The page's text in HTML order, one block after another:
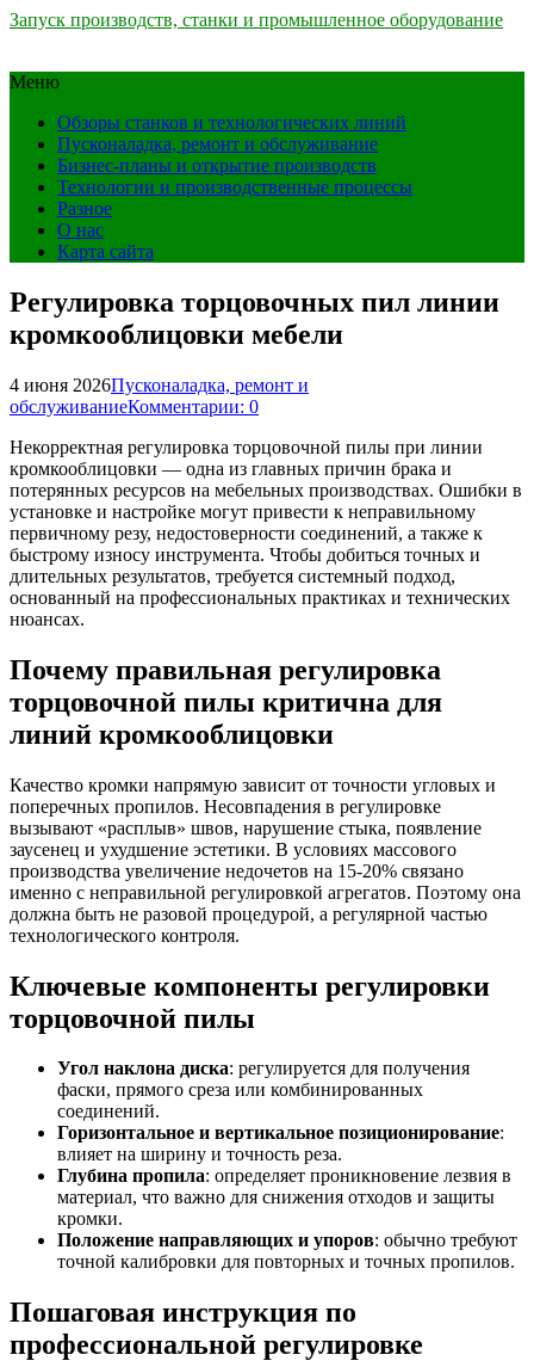
Запуск производств, станки и промышленное оборудование
Меню
Обзоры станков и технологических линий
Пусконаладка, ремонт и обслуживание
Бизнес-планы и открытие производств
Технологии и производственные процессы
Разное
О нас
Карта сайта
Регулировка торцовочных пил линии
кромкооблицовки мебели
4 июня 2026Пусконаладка, ремонт и
обслуживаниеКомментарии: 0
Некорректная регулировка торцовочной пилы при линии
кромкооблицовки — одна из главных причин брака и
потерянных ресурсов на мебельных производствах. Ошибки в
установке и настройке могут привести к неправильному
первичному резу, недостоверности соединений, а также к
быстрому износу инструмента. Чтобы добиться точных и
длительных результатов, требуется системный подход,
основанный на профессиональных практиках и технических
нюансах.
Почему правильная регулировка
торцовочной пилы критична для
линий кромкооблицовки
Качество кромки напрямую зависит от точности угловых и
поперечных пропилов. Несовпадения в регулировке
вызывают «расплыв» швов, нарушение стыка, появление
заусенец и ухудшение эстетики. В условиях массового
производства увеличение недочетов на 15-20% связано
именно с неправильной регулировкой агрегатов. Поэтому она
должна быть не разовой процедурой, а регулярной частью
технологического контроля.
Ключевые компоненты регулировки
торцовочной пилы
Угол наклона диска: регулируется для получения
фаски, прямого среза или комбинированных
соединений.
Горизонтальное и вертикальное позиционирование:
влияет на ширину и точность реза.
Глубина пропила: определяет проникновение лезвия в
материал, что важно для снижения отходов и защиты
кромки.
Положение направляющих и упоров: обычно требуют
точной калибровки для повторных и точных пропилов.
Пошаговая инструкция по
профессиональной регулировке